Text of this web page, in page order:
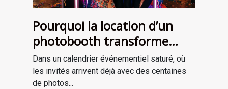
Pourquoi la location d’un
photobooth transforme
l’ambiance de votre
événement
Dans un calendrier événementiel saturé, où
les invités arrivent déjà avec des centaines
de photos...